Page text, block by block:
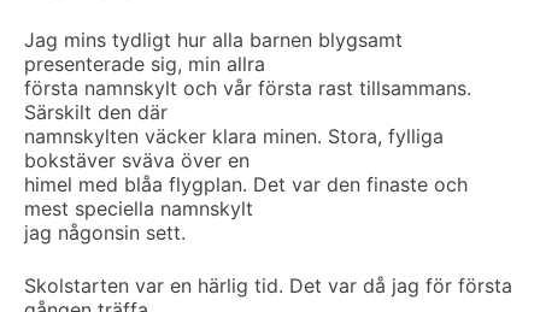
Jag mins tydligt hur alla barnen blygsamt
presenterade sig, min allra
första namnskylt och vår första rast tillsammans.
Särskilt den där
namnskylten väcker klara minen. Stora, fylliga
bokstäver sväva över en
himel med blåa flygplan. Det var den finaste och
mest speciella namnskylt
jag någonsin sett.
Skolstarten var en härlig tid. Det var då jag för första